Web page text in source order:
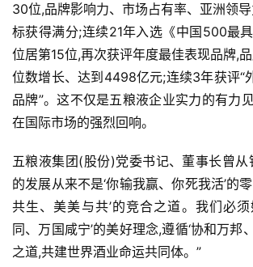
30位,品牌影响力、市场占有率、亚洲领
标获得满分;连续21年入选《中国500最
位居第15位,再次获评年度最佳表现品牌,
位数增长、达到4498亿元;连续3年获评“
品牌”。这不仅是五粮液企业实力的有力
在国际市场的强烈回响。
五粮液集团(股份)党委书记、董事长曾从
的发展从来不是‘你输我赢、你死我活’的
共生、美美与共’的竞合之道。我们必须
同、万国咸宁’的美好理念,遵循‘协和万邦
之道,共建世界酒业命运共同体。”